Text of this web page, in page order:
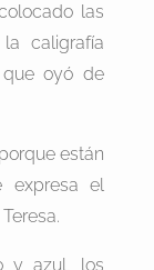
las
caligrafía
oyó de
están
expresa el
y azul, los